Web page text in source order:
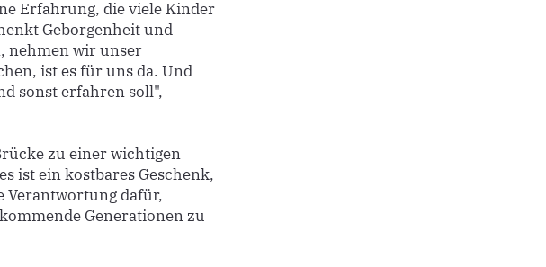
Erfahrung, die viele Kinder
Geborgenheit und
nehmen wir unser
ist es für uns da. Und
sonst erfahren soll",
zu einer wichtigen
ist ein kostbares Geschenk,
Verantwortung dafür,
Generationen zu